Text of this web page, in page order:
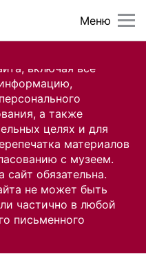
включая все
а также
целях и для
материалов
с музеем.
обязательна.
не может быть
частично в любой
письменного
Меню